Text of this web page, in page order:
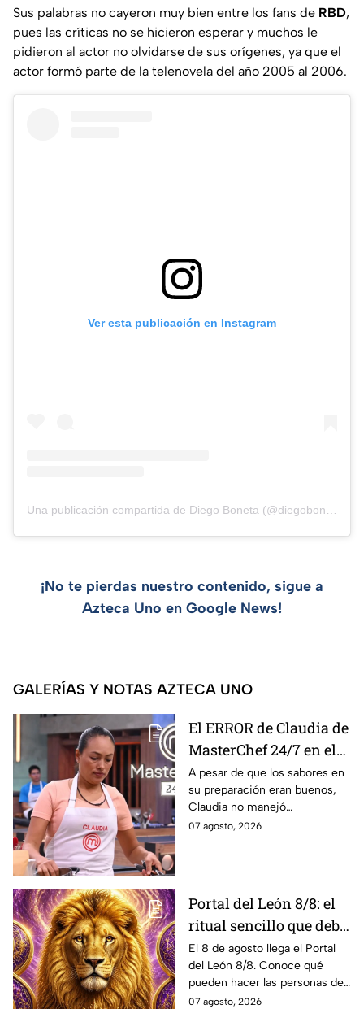
Sus palabras no cayeron muy bien entre los fans de RBD,
pues las críticas no se hicieron esperar y muchos le
pidieron al actor no olvidarse de sus orígenes, ya que el
actor formó parte de la telenovela del año 2005 al 2006.
Ver esta publicación en Instagram
Una publicación compartida de Diego Boneta (@diegobonetanews)
¡No te pierdas nuestro contenido, sigue a
Azteca Uno en Google News!
GALERÍAS Y NOTAS AZTECA UNO
El ERROR de Claudia de
MasterChef 24/7 en el
reto de la pizza que casi
le cuesta un delantal
negro
A pesar de que los sabores en
su preparación eran buenos,
Claudia no manejó
correctamente un ingrediente
07 agosto, 2026
Portal del León 8/8: el
ritual sencillo que debe
hacer cada signo este 8
de agosto para atraer la
abundancia
El 8 de agosto llega el Portal
del León 8/8. Conoce qué
pueden hacer las personas de
cada signo del zodiaco para
07 agosto, 2026